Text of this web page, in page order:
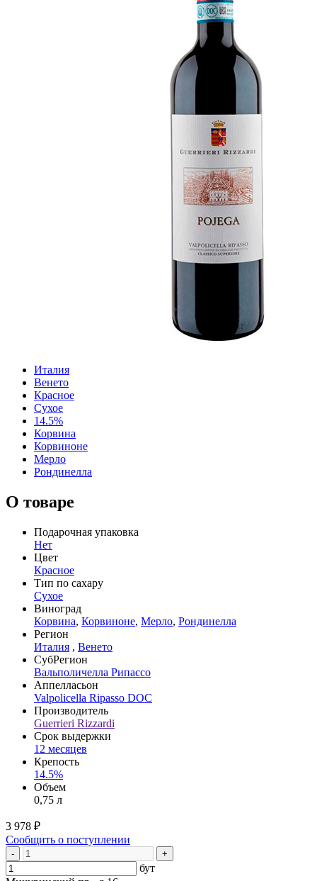
Италия
Венето
Красное
Сухое
14.5%
Корвина
Корвиноне
Мерло
Рондинелла
О товаре
Подарочная упаковка
Нет
Цвет
Красное
Тип по сахару
Сухое
Виноград
Корвина, Корвиноне, Мерло, Рондинелла
Регион
Италия , Венето
СубРегион
Вальполичелла Рипассо
Аппелласьон
Valpolicella Ripasso DOC
Производитель
Guerrieri Rizzardi
Срок выдержки
12 месяцев
Крепость
14.5%
Объем
0,75 л
3 978 ₽
Сообщить о поступлении
- +
бут